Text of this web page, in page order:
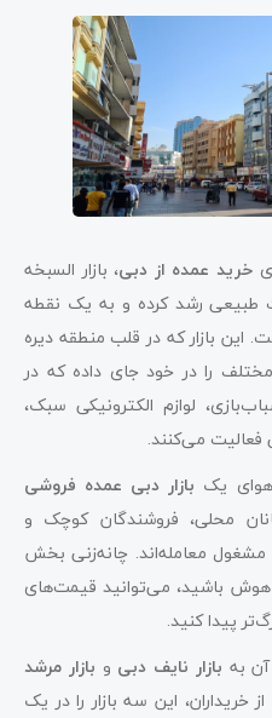
خرید عمده از دبی، بازار السبخه
رشد کرده و به یک نقطه
بازار که در قلب منطقه دیره
مختلف را در خود جای داده که در
لوازم الکترونیکی سبک،
می‌کنند.
یک بازار دبی عمده فروشی
محلی، فروشندگان کوچک و
مشغول معامله‌اند. چانه‌زنی بخش
باشید، می‌توانید قیمت‌های
پیدا کنید.
به بازار نایف دبی و بازار مرشد
این سه بازار را در یک